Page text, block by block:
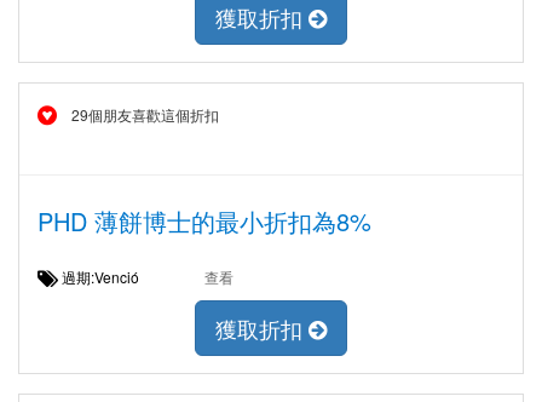
獲取折扣
29個朋友喜歡這個折扣
PHD 薄餅博士的最小折扣為8%
過期:Venció 查看
獲取折扣